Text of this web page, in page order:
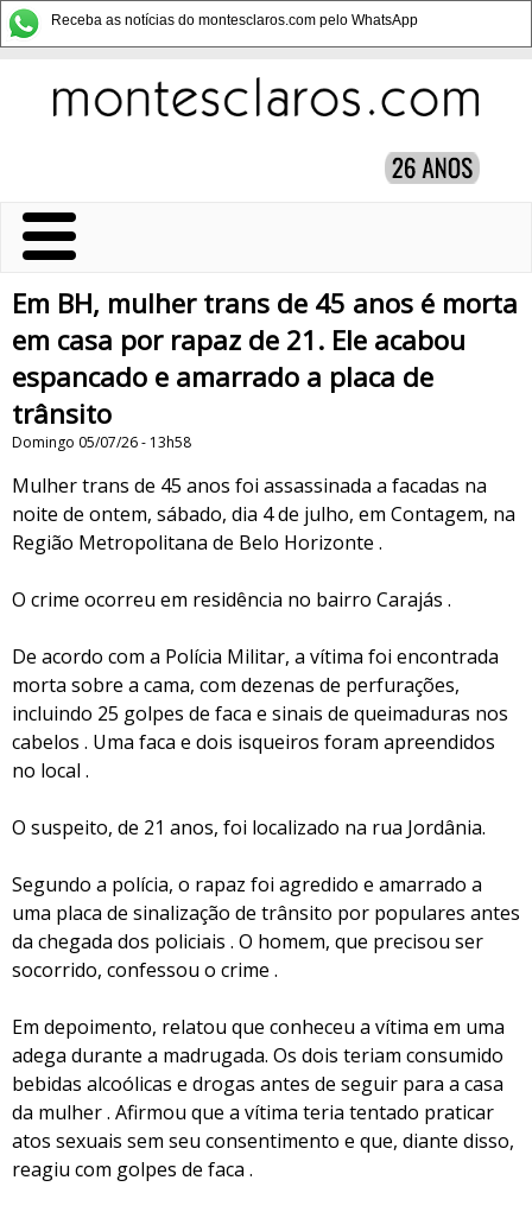
Receba as notícias do montesclaros.com pelo WhatsApp
Em BH, mulher trans de 45 anos é morta
em casa por rapaz de 21. Ele acabou
espancado e amarrado a placa de
trânsito
Domingo 05/07/26 - 13h58
Mulher trans de 45 anos foi assassinada a facadas na
noite de ontem, sábado, dia 4 de julho, em Contagem, na
Região Metropolitana de Belo Horizonte .
O crime ocorreu em residência no bairro Carajás .
De acordo com a Polícia Militar, a vítima foi encontrada
morta sobre a cama, com dezenas de perfurações,
incluindo 25 golpes de faca e sinais de queimaduras nos
cabelos . Uma faca e dois isqueiros foram apreendidos
no local .
O suspeito, de 21 anos, foi localizado na rua Jordânia.
Segundo a polícia, o rapaz foi agredido e amarrado a
uma placa de sinalização de trânsito por populares antes
da chegada dos policiais . O homem, que precisou ser
socorrido, confessou o crime .
Em depoimento, relatou que conheceu a vítima em uma
adega durante a madrugada. Os dois teriam consumido
bebidas alcoólicas e drogas antes de seguir para a casa
da mulher . Afirmou que a vítima teria tentado praticar
atos sexuais sem seu consentimento e que, diante disso,
reagiu com golpes de faca .